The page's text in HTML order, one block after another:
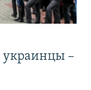
украинцы –